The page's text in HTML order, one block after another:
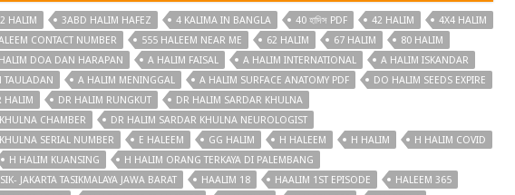
2 HALIM 3ABD HALIM HAFEZ 4 KALIMA IN BANGLA 40 হাদিস PDF 42 HALIM
4X4 HALIM
CONTACT NUMBER 555 HALEEM NEAR ME 62 HALIM 67 HALIM
80 HALIM
DOA DAN HARAPAN A HALIM FAISAL A HALIM INTERNATIONAL
A HALIM ISKANDAR
TAULADAN
A HALIM MENINGGAL A HALIM SURFACE ANATOMY PDF
DO HALIM SEEDS EXPIRE
HALIM DR HALIM RUNGKUT
DR HALIM SARDAR KHULNA
CHAMBER
DR HALIM SARDAR KHULNA NEUROLOGIST
SERIAL NUMBER
E HALEEM GG HALIM H HALEEM H HALIM
H HALIM COVID
H HALIM KUANSING
H HALIM ORANG TERKAYA DI PALEMBANG
JAKARTA TASIKMALAYA JAWA BARAT
HAALIM 18 HAALIM 1ST EPISODE
HALEEM 365